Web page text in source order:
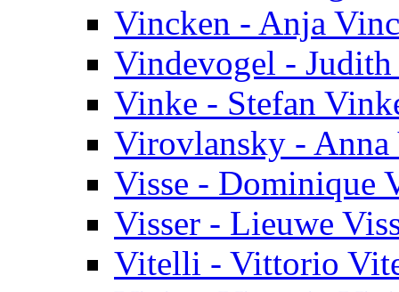
Vincken - Anja
Vindevogel -
Vinke - Stefan
Virovlansky -
Visse - Dominique
Visser - Lieuwe
Vitelli - Vittorio